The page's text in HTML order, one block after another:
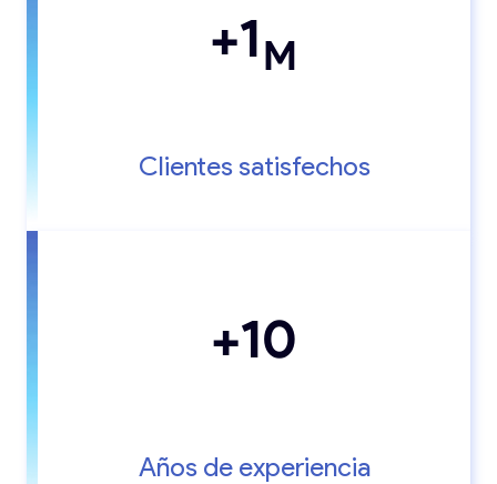
+1M
Clientes satisfechos
+10
Años de experiencia